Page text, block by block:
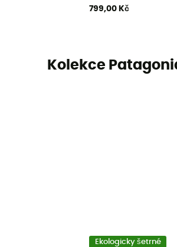
799,00 Kč
Kolekce
Ekologicky šetrné